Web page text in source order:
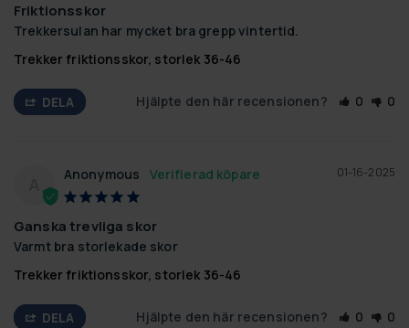
Friktionsskor
Trekkersulan har mycket bra grepp vintertid.
Trekker friktionsskor, storlek 36-46
DELA Hjälpte den här recensionen? 0 0
01-16-2025
Anonymous
Ganska trevliga skor
Varmt bra storlekade skor
Trekker friktionsskor, storlek 36-46
DELA Hjälpte den här recensionen? 0 0